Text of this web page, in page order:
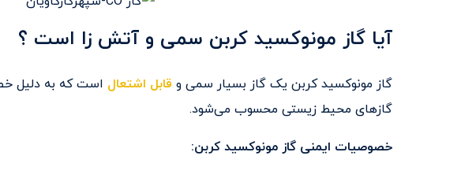
آیا گاز مونوکسید کربن سمی و آتش زا است ؟
گاز مونوکسید کربن یک گاز بسیار سمی و قابل اشتعال است که به دلیل
گازهای محیط زیستی محسوب می‌شود.
خصوصیات ایمنی گاز مونوکسید کربن: